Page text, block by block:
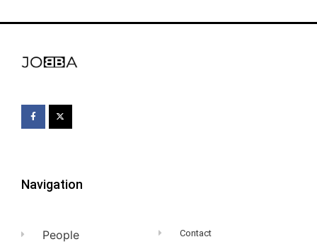
Navigation
People
Contact